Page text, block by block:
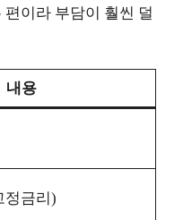
이라 부담이 훨씬 덜
내용
정금리)